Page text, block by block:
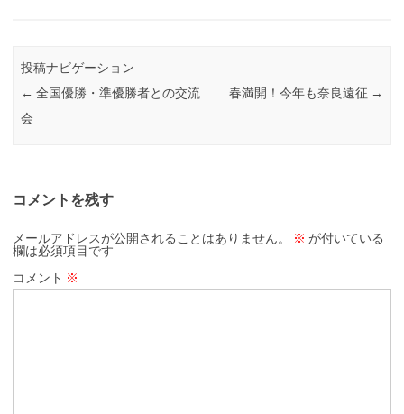
投稿ナビゲーション
← 全国優勝・準優勝者との交流
会
春満開！今年も奈良遠征 →
コメントを残す
メールアドレスが公開されることはありません。 ※ が付いている
欄は必須項目です
コメント ※